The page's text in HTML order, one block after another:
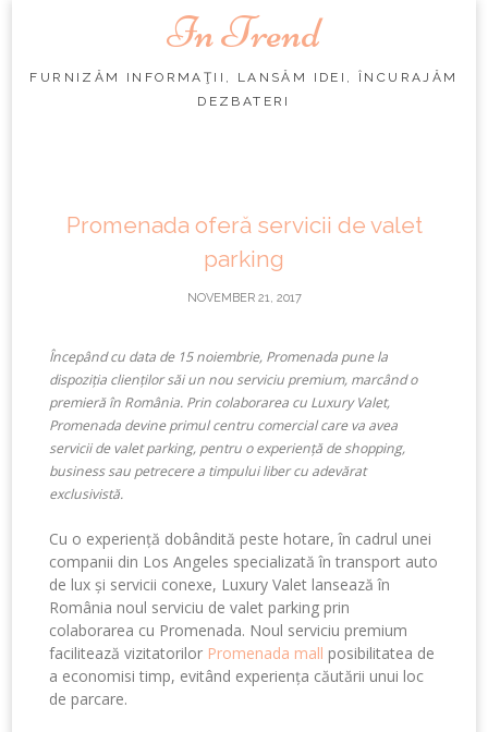
In Trend
FURNIZĂM INFORMAŢII, LANSĂM IDEI, ÎNCURAJĂM
DEZBATERI
content
Promenada oferă servicii de valet
parking
NOVEMBER 21, 2017
Începând cu data de 15 noiembrie, Promenada pune la
dispoziția clienților săi un nou serviciu premium, marcând o
premieră în România. Prin colaborarea cu Luxury Valet,
Promenada devine primul centru comercial care va avea
servicii de valet parking, pentru o experiență de shopping,
business sau petrecere a timpului liber cu adevărat
exclusivistă.
Cu o experiență dobândită peste hotare, în cadrul unei
companii din Los Angeles specializată în transport auto
de lux și servicii conexe, Luxury Valet lansează în
România noul serviciu de valet parking prin
colaborarea cu Promenada. Noul serviciu premium
facilitează vizitatorilor Promenada mall posibilitatea de
a economisi timp, evitând experiența căutării unui loc
de parcare.